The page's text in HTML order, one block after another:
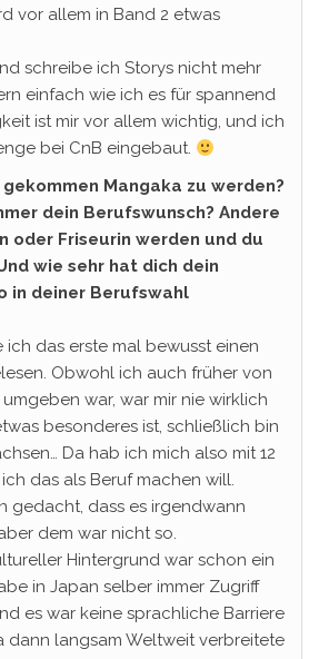
vor allem in Band 2 etwas
schreibe ich Storys nicht mehr
einfach wie ich es für spannend
ist mir vor allem wichtig, und ich
bei CnB eingebaut.
Mangaka zu werden?
dein Berufswunsch? Andere
oder Friseurin werden und du
wie sehr hat dich dein
in deiner Berufswahl
ich das erste mal bewusst einen
Obwohl ich auch früher von
war, war mir nie wirklich
besonderes ist, schließlich bin
Da hab ich mich also mit 12
das als Beruf machen will.
gedacht, dass es irgendwann
dem war nicht so.
Hintergrund war schon ein
in Japan selber immer Zugriff
es war keine sprachliche Barriere
dann langsam Weltweit verbreitete